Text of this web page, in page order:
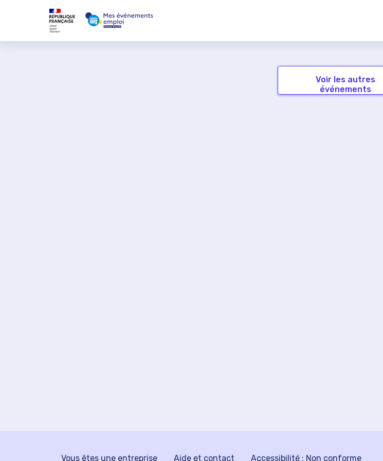
Voir les autres
événements
Vous êtes une entreprise Aide et contact Accessibilité : Non conforme